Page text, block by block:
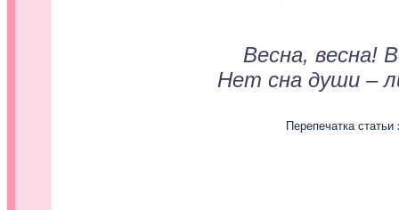
Весна, весна!
Нет сна души –
Перепечатка